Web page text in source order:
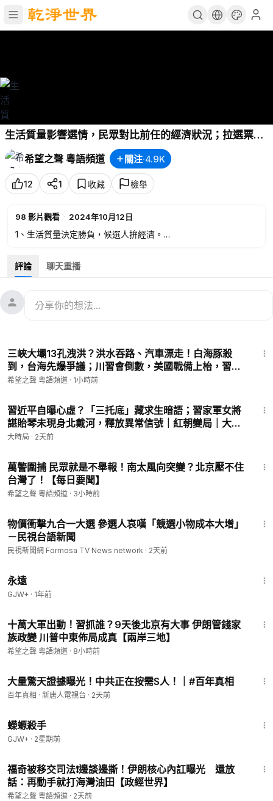
生活質量影響選情，民眾對比前任的經濟狀況；拉選票再
推候選人再推政策；輕鬆一刻：反導彈、無人機 主持：石
頭 軍事愛好者：李進 【頭頭是道】20241012
希望之聲 粵語頻道 關注·4.9K
12 1 收藏 檢舉
98 影片觀看 · 2024年10月12日
1、生活質量決定勝負，候選人拚經濟。
3、輕鬆一刻：現代職場上的盾：反導彈、反無人機：性價比
評論 聊天重播
三峽大壩13孔洩洪？洪水吞路、汽車漂走！白海豚殺
到，台海先爆爭議；川習會倒數，美國戰備上枱，習近
平福建舊地連環震【紅朝秘聞】
希望之聲 粵語頻道 · 1小時前
習近平自曝心虛？「三托底」藏求生暗語；習家軍女將
諶貽琴未現身北戴河，釋放異常信號｜紅朝變局｜大時
局
大時局 · 2天前
萬警圍捕 民眾就是不舉報！南太風向突變？北京壓不住
台灣了！【每日要聞】
希望之聲 粵語頻道 · 3小時前
物價衝擊九合一大選 參選人哀嘆「競選小物成本大增」
－民視台語新聞
民視新聞網 Formosa TV News network · 2天前
永遠
GJW+ · 1年前
十萬大軍出動！習抓誰？9天後北京有大事 伊朗管錢家
族政變 川普中東佈局成真【兩岸三地】
希望之聲 粵語頻道 · 8小時前
大量驚天證據曝光！中共正在按需S人！｜#百年真相
百年真相 · 新唐人電視台 · 2天前
蠑螈殺手
GJW+ · 2星期前
福奇被移交司法❗️邊談邊撕！伊朗核心內訌曝光 還放
話：再動手就打海灣油田【政經世界】
希望之聲 粵語頻道 · 2天前